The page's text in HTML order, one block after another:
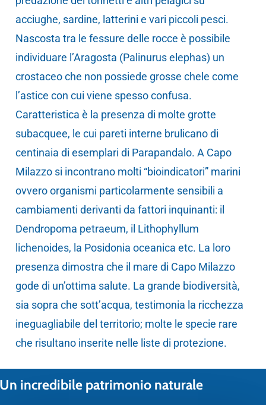
acciughe, sardine, latterini e vari piccoli pesci.
Nascosta tra le fessure delle rocce è possibile
individuare l’Aragosta (Palinurus elephas) un
crostaceo che non possiede grosse chele come
l’astice con cui viene spesso confusa.
Caratteristica è la presenza di molte grotte
subacquee, le cui pareti interne brulicano di
centinaia di esemplari di Parapandalo. A Capo
Milazzo si incontrano molti “bioindicatori” marini
ovvero organismi particolarmente sensibili a
cambiamenti derivanti da fattori inquinanti: il
Dendropoma petraeum, il Lithophyllum
lichenoides, la Posidonia oceanica etc. La loro
presenza dimostra che il mare di Capo Milazzo
gode di un’ottima salute. La grande biodiversità,
sia sopra che sott’acqua, testimonia la ricchezza
ineguagliabile del territorio; molte le specie rare
che risultano inserite nelle liste di protezione.
incredibile patrimonio naturale